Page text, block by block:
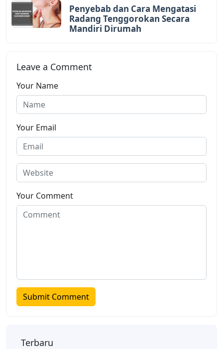
Penyebab dan Cara Mengatasi
Radang Tenggorokan Secara
Mandiri Dirumah
Leave a Comment
Your Name
Your Email
Your Comment
Terbaru